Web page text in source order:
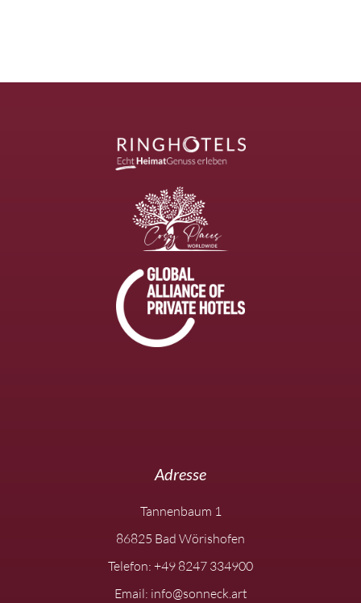
Adresse
Tannenbaum 1
86825 Bad Wörishofen
Telefon: +49 8247 334900
Email: info@sonneck.art